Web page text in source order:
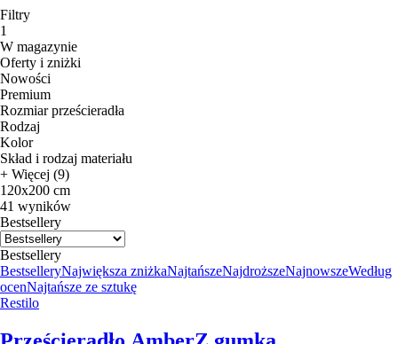
Filtry
1
W magazynie
Oferty i zniżki
Nowości
Premium
Rozmiar prześcieradła
Rodzaj
Kolor
Skład i rodzaj materiału
+ Więcej (9)
120x200 cm
41 wyników
Bestsellery
Bestsellery
BestselleryNajwiększa zniżkaNajtańszeNajdroższeNajnowszeWedług
ocenNajtańsze ze sztukę
Restilo